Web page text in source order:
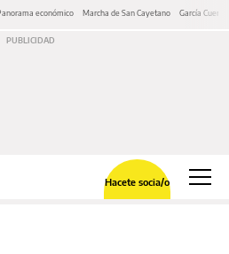
económico Marcha de San Cayetano García Cuerva
Hacete socia/o